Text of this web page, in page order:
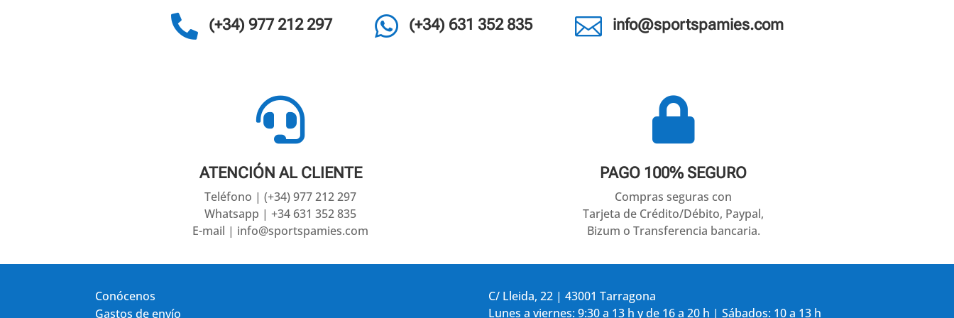
 (+34) 977 212 297  (+34) 631 352 835  info@sportspamies.com

ATENCIÓN AL CLIENTE
Teléfono | (+34) 977 212 297
Whatsapp | +34 631 352 835
E-mail | info@sportspamies.com

PAGO 100% SEGURO
Compras seguras con
Tarjeta de Crédito/Débito, Paypal,
Bizum o Transferencia bancaria.
Conócenos
Gastos de envío
C/ Lleida, 22 | 43001 Tarragona
Lunes a viernes: 9:30 a 13 h y de 16 a 20 h | Sábados: 10 a 13 h